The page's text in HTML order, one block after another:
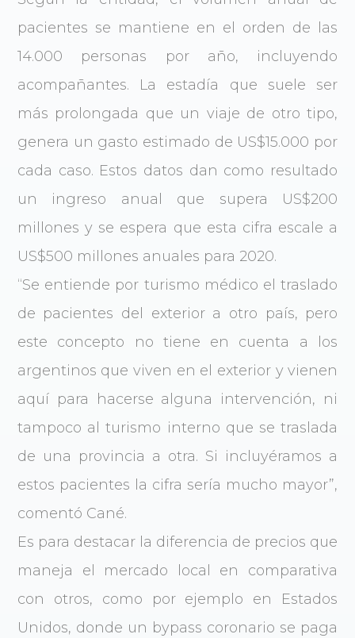
pacientes se mantiene en el orden de las
14.000 personas por año, incluyendo
acompañantes. La estadía que suele ser
más prolongada que un viaje de otro tipo,
genera un gasto estimado de US$15.000 por
cada caso. Estos datos dan como resultado
un ingreso anual que supera US$200
millones y se espera que esta cifra escale a
US$500 millones anuales para 2020.
“Se entiende por turismo médico el traslado
de pacientes del exterior a otro país, pero
este concepto no tiene en cuenta a los
argentinos que viven en el exterior y vienen
aquí para hacerse alguna intervención, ni
tampoco al turismo interno que se traslada
de una provincia a otra. Si incluyéramos a
estos pacientes la cifra sería mucho mayor”,
comentó Cané.
Es para destacar la diferencia de precios que
maneja el mercado local en comparativa
con otros, como por ejemplo en Estados
Unidos, donde un bypass coronario se paga